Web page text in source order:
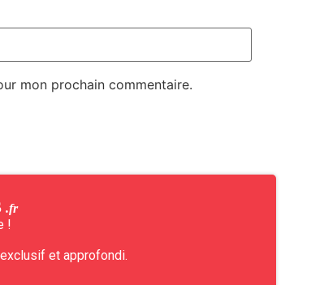
mon prochain commentaire.
.fr
!
et approfondi.